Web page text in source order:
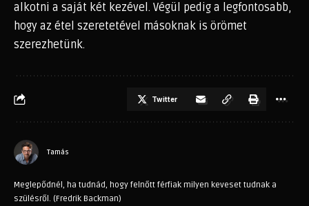
alkotni a saját két kezével. Végül pedig a legfontosabb,
hogy az étel szeretetével másoknak is örömet
szerezhetünk.
Twitter
Tamás
Meglepődnél, ha tudnád, hogy felnőtt férfiak milyen keveset tudnak a
szülésről. (Fredrik Backman)